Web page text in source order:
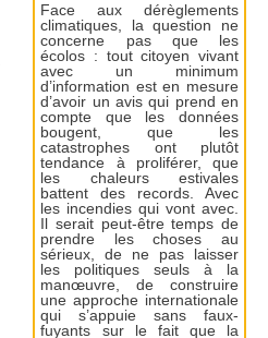
Face aux dérèglements
climatiques, la question ne
concerne pas que les
écolos : tout citoyen vivant
avec un minimum
d’information est en mesure
d’avoir un avis qui prend en
compte que les données
bougent, que les
catastrophes ont plutôt
tendance à proliférer, que
les chaleurs estivales
battent des records. Avec
les incendies qui vont avec.
Il serait peut-être temps de
prendre les choses au
sérieux, de ne pas laisser
les politiques seuls à la
manœuvre, de construire
une approche internationale
qui s’appuie sans faux-
fuyants sur le fait que la